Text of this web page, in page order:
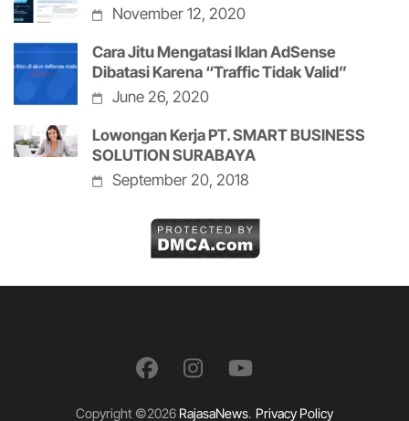
November 12, 2020
Cara Jitu Mengatasi Iklan AdSense
Dibatasi Karena “Traffic Tidak Valid”
June 26, 2020
Lowongan Kerja PT. SMART BUSINESS
SOLUTION SURABAYA
September 20, 2018
Copyright ©2026 RajasaNews. Privacy Policy